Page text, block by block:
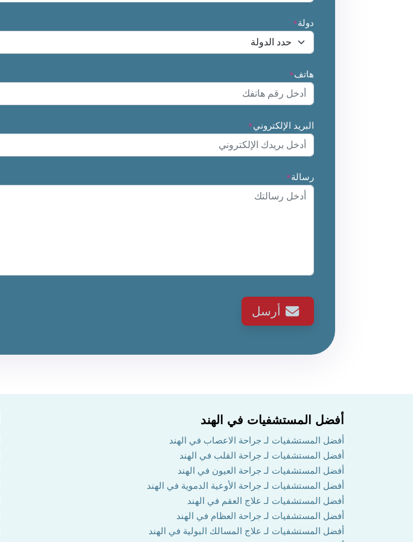
دولة*
هاتف*
البريد الإلكتروني*
رسالة*
أرسل
أفضل المستشفيات في الهند
أفضل المستشفيات لـ جراحة الاعصاب في الهند
أفضل المستشفيات لـ جراحة القلب في الهند
أفضل المستشفيات لـ جراحة العيون في الهند
أفضل المستشفيات لـ جراحة الأوعية الدموية في الهند
أفضل المستشفيات لـ علاج العقم في الهند
أفضل المستشفيات لـ جراحة العظام في الهند
أفضل المستشفيات لـ علاج المسالك البولية في الهند